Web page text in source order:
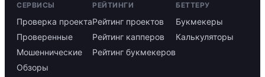
СЕРВИСЫ
Проверка проекта
Проверенные
Мошеннические
Обзоры
РЕЙТИНГИ
Рейтинг проектов
Рейтинг капперов
Рейтинг букмекеров
БЕТТЕРУ
Букмекеры
Калькуляторы